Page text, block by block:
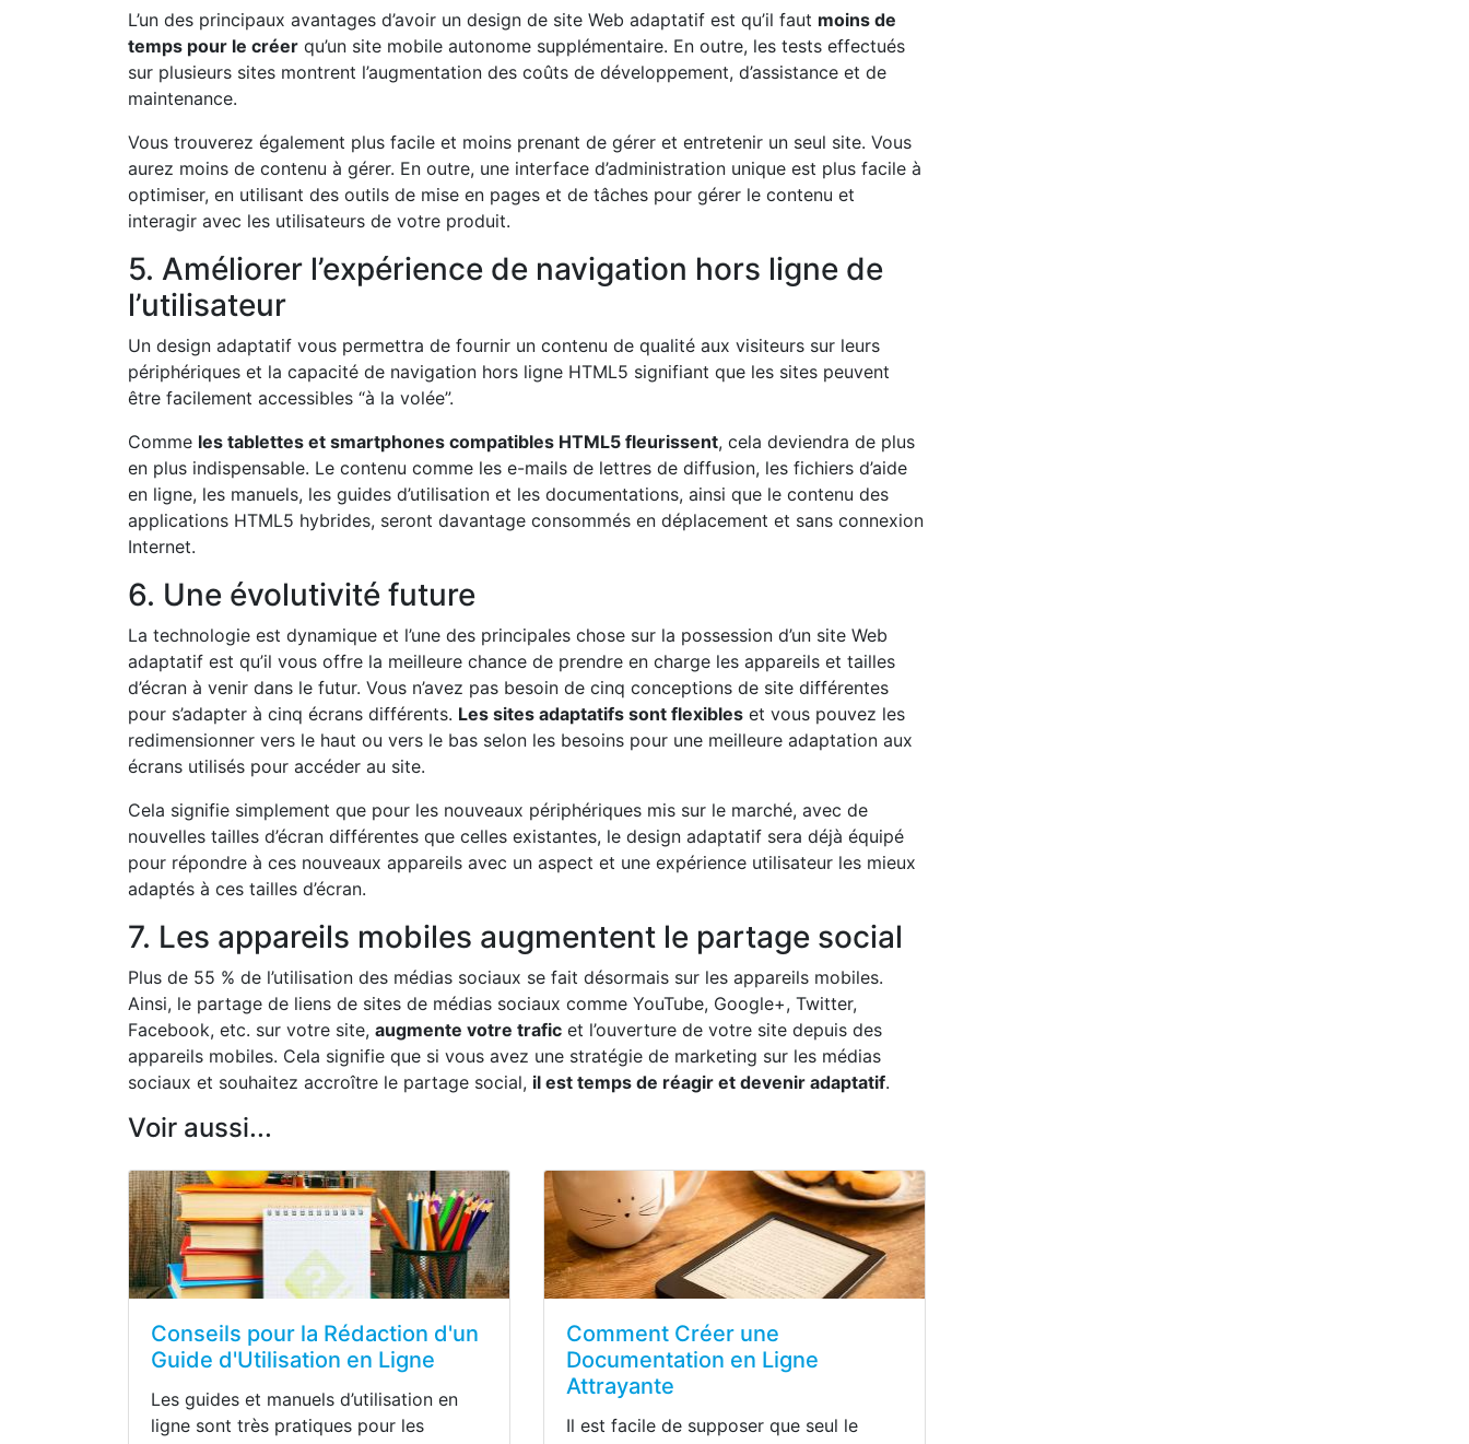
L’un des principaux avantages d’avoir un design de site Web adaptatif est qu’il faut moins de
temps pour le créer qu’un site mobile autonome supplémentaire. En outre, les tests effectués
sur plusieurs sites montrent l’augmentation des coûts de développement, d’assistance et de
maintenance.
Vous trouverez également plus facile et moins prenant de gérer et entretenir un seul site. Vous
aurez moins de contenu à gérer. En outre, une interface d’administration unique est plus facile à
optimiser, en utilisant des outils de mise en pages et de tâches pour gérer le contenu et
interagir avec les utilisateurs de votre produit.
5. Améliorer l’expérience de navigation hors ligne de
l’utilisateur
Un design adaptatif vous permettra de fournir un contenu de qualité aux visiteurs sur leurs
périphériques et la capacité de navigation hors ligne HTML5 signifiant que les sites peuvent
être facilement accessibles “à la volée”.
Comme les tablettes et smartphones compatibles HTML5 fleurissent, cela deviendra de plus
en plus indispensable. Le contenu comme les e-mails de lettres de diffusion, les fichiers d’aide
en ligne, les manuels, les guides d’utilisation et les documentations, ainsi que le contenu des
applications HTML5 hybrides, seront davantage consommés en déplacement et sans connexion
Internet.
6. Une évolutivité future
La technologie est dynamique et l’une des principales chose sur la possession d’un site Web
adaptatif est qu’il vous offre la meilleure chance de prendre en charge les appareils et tailles
d’écran à venir dans le futur. Vous n’avez pas besoin de cinq conceptions de site différentes
pour s’adapter à cinq écrans différents. Les sites adaptatifs sont flexibles et vous pouvez les
redimensionner vers le haut ou vers le bas selon les besoins pour une meilleure adaptation aux
écrans utilisés pour accéder au site.
Cela signifie simplement que pour les nouveaux périphériques mis sur le marché, avec de
nouvelles tailles d’écran différentes que celles existantes, le design adaptatif sera déjà équipé
pour répondre à ces nouveaux appareils avec un aspect et une expérience utilisateur les mieux
adaptés à ces tailles d’écran.
7. Les appareils mobiles augmentent le partage social
Plus de 55 % de l’utilisation des médias sociaux se fait désormais sur les appareils mobiles.
Ainsi, le partage de liens de sites de médias sociaux comme YouTube, Google+, Twitter,
Facebook, etc. sur votre site, augmente votre trafic et l’ouverture de votre site depuis des
appareils mobiles. Cela signifie que si vous avez une stratégie de marketing sur les médias
sociaux et souhaitez accroître le partage social, il est temps de réagir et devenir adaptatif.
Voir aussi...
Conseils pour la Rédaction d'un
Guide d'Utilisation en Ligne
Les guides et manuels d’utilisation en
ligne sont très pratiques pour les
Comment Créer une
Documentation en Ligne
Attrayante
Il est facile de supposer que seul le